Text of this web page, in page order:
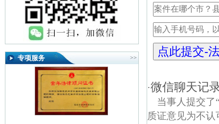
专项服务 >>
·微信聊天记
当事人提交
质证意见为不